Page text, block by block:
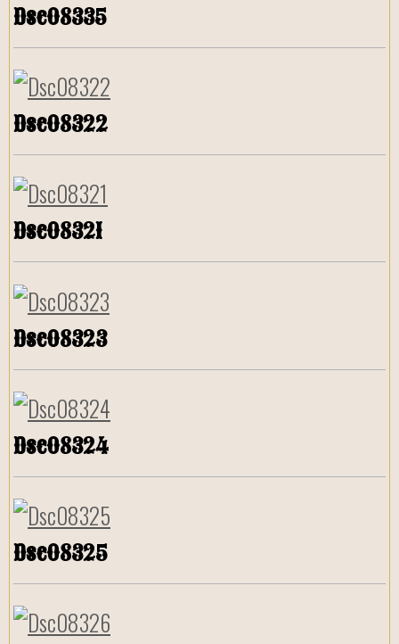
Dsc08335
Dsc08322
Dsc08321
Dsc08323
Dsc08324
Dsc08325